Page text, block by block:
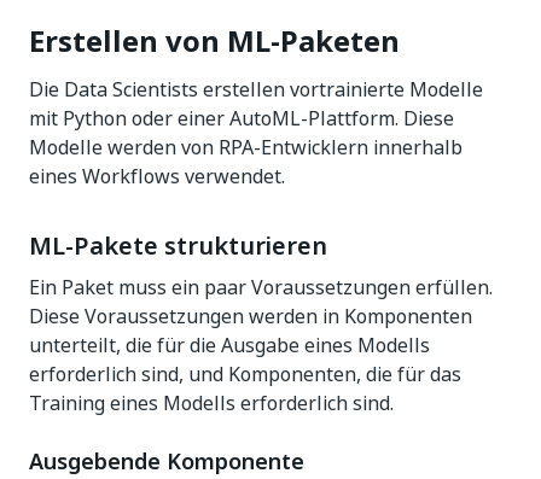
Erstellen von ML-Paketen
Die Data Scientists erstellen vortrainierte Modelle
mit Python oder einer AutoML-Plattform. Diese
Modelle werden von RPA-Entwicklern innerhalb
eines Workflows verwendet.
ML-Pakete strukturieren
Ein Paket muss ein paar Voraussetzungen erfüllen.
Diese Voraussetzungen werden in Komponenten
unterteilt, die für die Ausgabe eines Modells
erforderlich sind, und Komponenten, die für das
Training eines Modells erforderlich sind.
Ausgebende Komponente